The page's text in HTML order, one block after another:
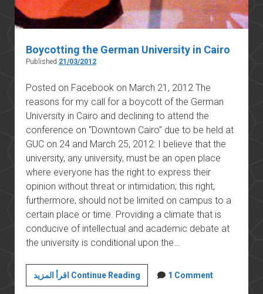
Boycotting the German University in Cairo
Published 21/03/2012
Posted on Facebook on March 21, 2012 The
reasons for my call for a boycott of the German
University in Cairo and declining to attend the
conference on “Downtown Cairo” due to be held at
GUC on 24 and March 25, 2012: I believe that the
university, any university, must be an open place
where everyone has the right to express their
opinion without threat or intimidation; this right,
furthermore, should not be limited on campus to a
certain place or time. Providing a climate that is
conducive of intellectual and academic debate at
the university is conditional upon the…
اقرأ المزيد Continue ReadingBoycotting
the
1 Comment